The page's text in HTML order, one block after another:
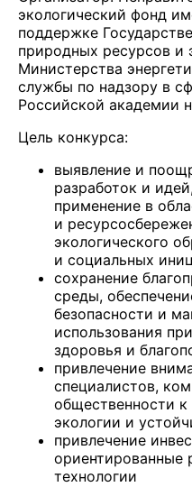
экологический фонд
поддержке
природных ресурсов и
Министерства
службы по надзору в
Российской академии
Цель конкурса:
выявление и
разработок и
применение в
и
экологического
и социальных
сохранение
среды,
безопасности и
использования
здоровья и
привлечение
специалистов,
общественности
экологии и
привлечение
ориентированные
технологии